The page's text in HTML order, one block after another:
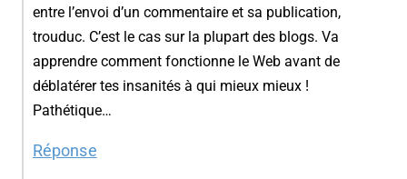
entre l’envoi d’un commentaire et sa publication,
trouduc. C’est le cas sur la plupart des blogs. Va
apprendre comment fonctionne le Web avant de
déblatérer tes insanités à qui mieux mieux !
Pathétique…
Réponse